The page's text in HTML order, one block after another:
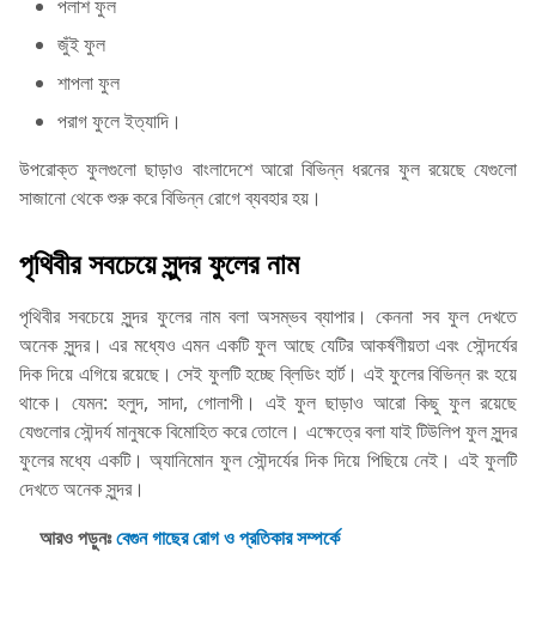
পলাশ ফুল
জুঁই ফুল
শাপলা ফুল
পরাগ ফুলে ইত্যাদি।
উপরোক্ত ফুলগুলো ছাড়াও বাংলাদেশে আরো বিভিন্ন ধরনের ফুল রয়েছে যেগুলো
সাজানো থেকে শুরু করে বিভিন্ন রোগে ব্যবহার হয়।
পৃথিবীর সবচেয়ে সুন্দর ফুলের নাম
পৃথিবীর সবচেয়ে সুন্দর ফুলের নাম বলা অসম্ভব ব্যাপার। কেননা সব ফুল দেখতে
অনেক সুন্দর। এর মধ্যেও এমন একটি ফুল আছে যেটির আকর্ষণীয়তা এবং সৌন্দর্যের
দিক দিয়ে এগিয়ে রয়েছে। সেই ফুলটি হচ্ছে ব্লিডিং হার্ট। এই ফুলের বিভিন্ন রং হয়ে
থাকে। যেমন: হলুদ, সাদা, গোলাপী। এই ফুল ছাড়াও আরো কিছু ফুল রয়েছে
যেগুলোর সৌন্দর্য মানুষকে বিমোহিত করে তোলে। এক্ষেত্রে বলা যাই টিউলিপ ফুল সুন্দর
ফুলের মধ্যে একটি। অ্যানিমোন ফুল সৌন্দর্যের দিক দিয়ে পিছিয়ে নেই। এই ফুলটি
দেখতে অনেক সুন্দর।
আরও পড়ুনঃবেগুন গাছের রোগ ও প্রতিকার সম্পর্কে